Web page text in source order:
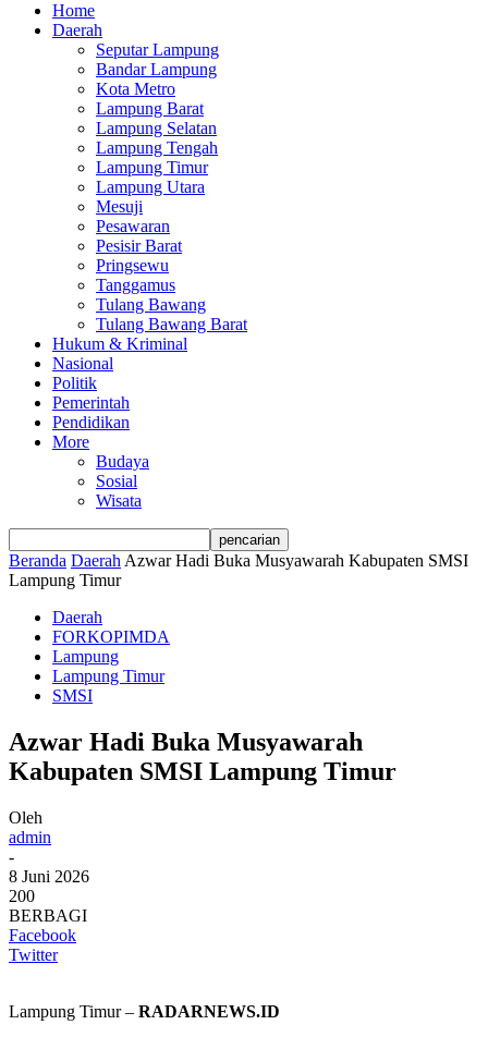
Home
Daerah
Seputar Lampung
Bandar Lampung
Kota Metro
Lampung Barat
Lampung Selatan
Lampung Tengah
Lampung Timur
Lampung Utara
Mesuji
Pesawaran
Pesisir Barat
Pringsewu
Tanggamus
Tulang Bawang
Tulang Bawang Barat
Hukum & Kriminal
Nasional
Politik
Pemerintah
Pendidikan
More
Budaya
Sosial
Wisata
Beranda Daerah Azwar Hadi Buka Musyawarah Kabupaten SMSI
Lampung Timur
Daerah
FORKOPIMDA
Lampung
Lampung Timur
SMSI
Azwar Hadi Buka Musyawarah
Kabupaten SMSI Lampung Timur
Oleh
admin
-
8 Juni 2026
200
BERBAGI
Facebook
Twitter
Lampung Timur – RADARNEWS.ID